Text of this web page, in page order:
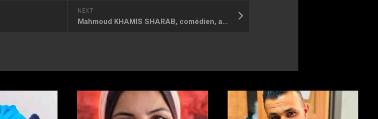
NEXT
Mahmoud KHAMIS SHARAB, comédien, activiste